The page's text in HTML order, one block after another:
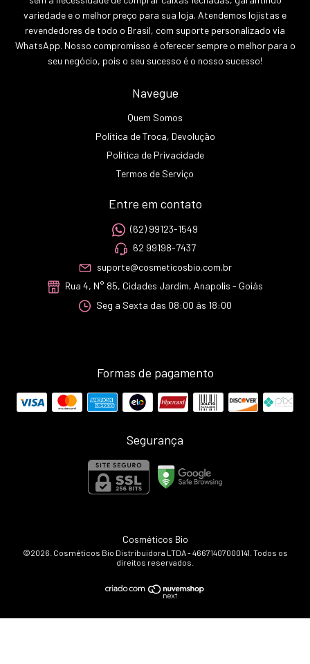
variedade e o melhor preço para sua loja. Atendemos lojistas e
revendedores de todo o Brasil, com suporte personalizado via
WhatsApp. Nosso compromisso é oferecer sempre o melhor para o
seu negócio, pois o seu sucesso é o nosso sucesso!
Navegue
Quem Somos
Política de Troca, Devolução
Politica de Privacidade
Termos de Serviço
Entre em contato
(62) 99123-1549
62 99198-7437
suporte@cosmeticosbio.com.br
Rua 4, N° 85, Cidades Jardim, Anapolis - Goiás
Seg a Sexta das 08:00 ás 18:00
Formas de pagamento
Segurança
Cosméticos Bio
©2026. Cosméticos Bio Distribuidora LTDA - 46671407000141. Todos os
direitos reservados.